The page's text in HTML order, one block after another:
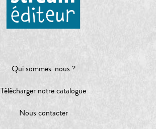
Qui sommes-nous ?
Télécharger notre catalogue
Nous contacter